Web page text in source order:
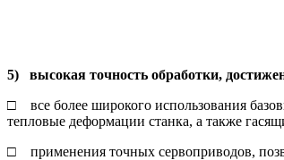
5) высокая точность обработки,
□ все более широкого использования
тепловые деформации станка, а также
□ применения точных сервоприводов,